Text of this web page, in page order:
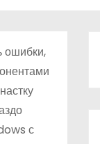
ошибки,
с